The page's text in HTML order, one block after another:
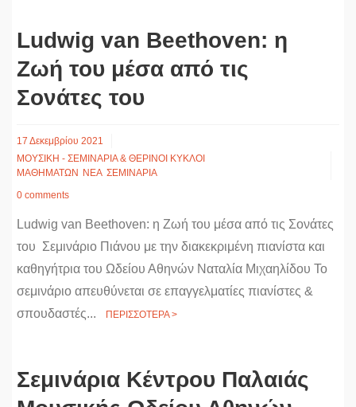
Ludwig van Beethoven: η
Ζωή του μέσα από τις
Σονάτες του
17 Δεκεμβρίου 2021
ΜΟΥΣΙΚΗ - ΣΕΜΙΝΑΡΙΑ & ΘΕΡΙΝΟΙ ΚΥΚΛΟΙ
ΜΑΘΗΜΑΤΩΝ
ΝΕΑ ΣΕΜΙΝΑΡΙΑ
0 comments
Ludwig van Beethoven: η Ζωή του μέσα από τις Σονάτες
του Σεμινάριο Πιάνου με την διακεκριμένη πιανίστα και
καθηγήτρια του Ωδείου Αθηνών Ναταλία Μιχαηλίδου Το
σεμινάριο απευθύνεται σε επαγγελματίες πιανίστες &
σπουδαστές...
ΠΕΡΙΣΣΟΤΕΡΑ >
Σεμινάρια Κέντρου Παλαιάς